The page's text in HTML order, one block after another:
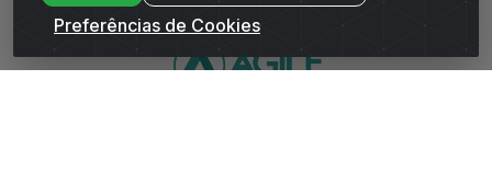
Preferências de Cookies